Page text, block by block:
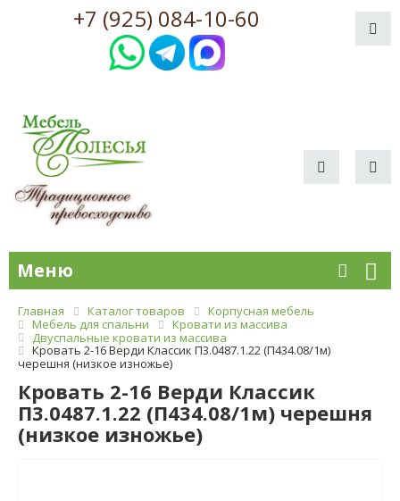
+7 (925) 084-10-60
Меню
Главная Каталог товаров
Корпусная мебель
Мебель для спальни
Кровати из массива
Двуспальные кровати из массива
Кровать 2-16 Верди Классик П3.0487.1.22 (П434.08/1м)
черешня (низкое изножье)
Кровать 2-16 Верди Классик
П3.0487.1.22 (П434.08/1м) черешня
(низкое изножье)